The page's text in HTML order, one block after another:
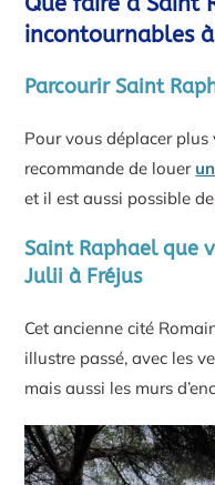
incontournables
Parcourir Saint
Pour vous déplacer
recommande de louer
et il est aussi possible de
Saint Raphael que
Julii à Fréjus
Cet ancienne cité
illustre passé, avec les
mais aussi les murs